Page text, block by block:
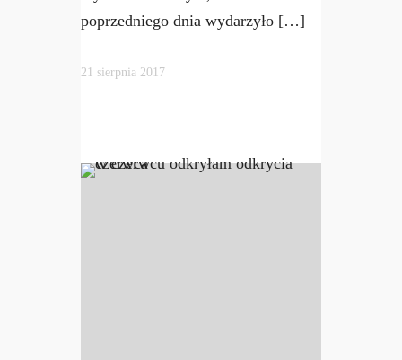
poprzedniego dnia wydarzyło […]
21 sierpnia 2017